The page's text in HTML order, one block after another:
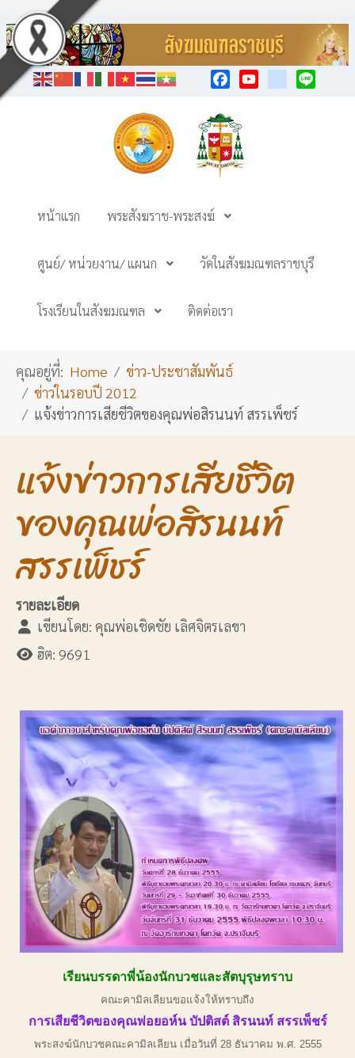
หน้าแรก พระสังฆราช-พระสงฆ์
ศูนย์/ หน่วยงาน/ แผนก วัดในสังฆมณฑลราชบุรี
โรงเรียนในสังฆมณฑล ติดต่อเรา
คุณอยู่ที่: Home
ข่าว-ประชาสัมพันธ์
ข่าวในรอบปี 2012
แจ้งข่าวการเสียชีวิตของคุณพ่อสิรนนท์ สรรเพ็ชร์
แจ้งข่าวการเสียชีวิต
ของคุณพ่อสิรนนท์
สรรเพ็ชร์
รายละเอียด
เขียนโดย: คุณพ่อเชิดชัย เลิศจิตรเลขา
ฮิต: 9691
เรียนบรรดาพี่น้องนักบวชและสัตบุรุษทราบ
คณะคามิลเลียนขอแจ้งให้ทราบถึง
การเสียชีวิตของคุณพ่อยอห์น บัปติสต์ สิรนนท์ สรรเพ็ชร์
พระสงฆ์นักบวชคณะคามิลเลียน เมื่อวันที่ 28 ธันวาคม พ.ศ. 2555